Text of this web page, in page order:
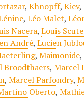
,Khnopff,Kiev,
,Léo Malet,
Nacera,Louis
André,Lucien
,Maimonide,
Broodthaers,Marcel
,Marcel Parfondry,
Oberto,